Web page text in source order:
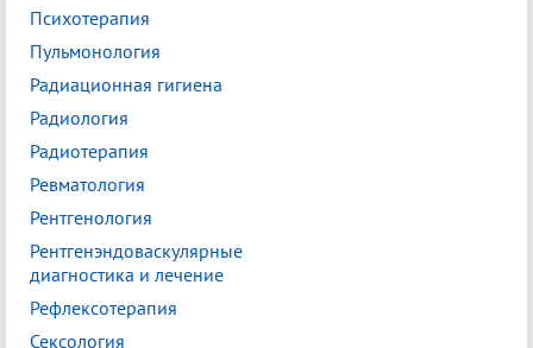
Психотерапия
Пульмонология
Радиационная гигиена
Радиология
Радиотерапия
Ревматология
Рентгенология
Рентгенэндоваскулярные
диагностика и лечение
Рефлексотерапия
Сексология